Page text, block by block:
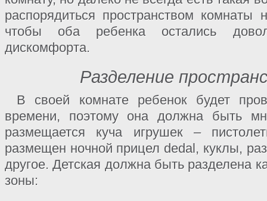
распорядиться пространством комнаты
чтобы оба ребенка остались
дискомфорта.
Разделение
В своей комнате ребенок будет
времени, поэтому она должна быть
размещается куча игрушек –
размещен ночной прицел dedal, куклы,
другое. Детская должна быть разделена
зоны: